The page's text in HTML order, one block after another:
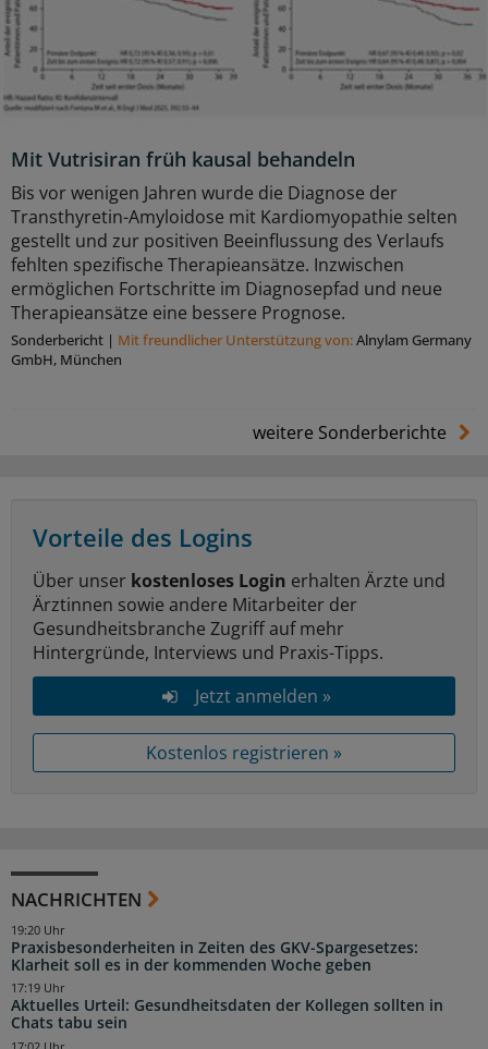
Mit Vutrisiran früh kausal behandeln
Bis vor wenigen Jahren wurde die Diagnose der
Transthyretin-Amyloidose mit Kardiomyopathie selten
gestellt und zur positiven Beeinflussung des Verlaufs
fehlten spezifische Therapieansätze. Inzwischen
ermöglichen Fortschritte im Diagnosepfad und neue
Therapieansätze eine bessere Prognose.
Sonderbericht | Mit freundlicher Unterstützung von:Alnylam Germany
GmbH, München
weitere Sonderberichte
Vorteile des Logins
Über unser kostenloses Login erhalten Ärzte und
Ärztinnen sowie andere Mitarbeiter der
Gesundheitsbranche Zugriff auf mehr
Hintergründe, Interviews und Praxis-Tipps.
Jetzt anmelden »
Kostenlos registrieren »
NACHRICHTEN
Praxisbesonderheiten in Zeiten des GKV-Spargesetzes:
Klarheit soll es in der kommenden Woche geben
19:20 Uhr
Aktuelles Urteil: Gesundheitsdaten der Kollegen sollten in
Chats tabu sein
17:19 Uhr